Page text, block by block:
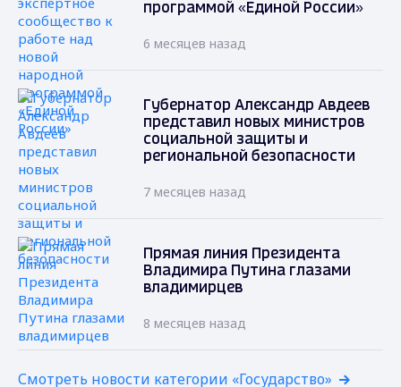
программой «Единой России»
6 месяцев назад
Губернатор Александр Авдеев
представил новых министров
социальной защиты и
региональной безопасности
7 месяцев назад
Прямая линия Президента
Владимира Путина глазами
владимирцев
8 месяцев назад
Смотреть новости категории «Государство»